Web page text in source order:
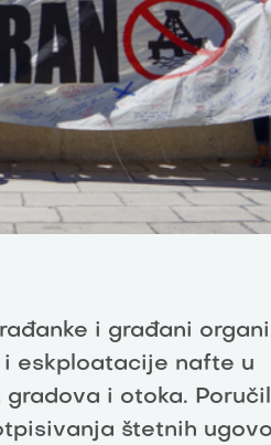
i građani
eskploatacije nafte u
i otoka.
štetnih